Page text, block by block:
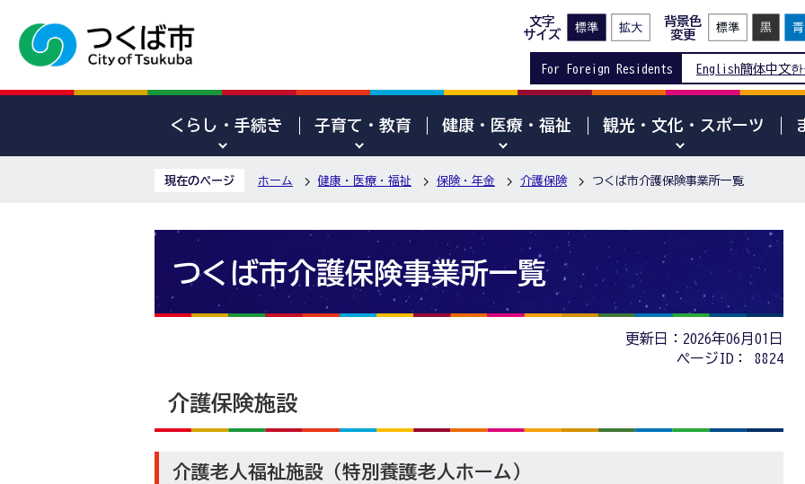
文字
サイズ
背景色
変更
For Foreign Residents English簡体中文
くらし・手続き 子育て・教育 健康・医療・福祉 観光・文化・スポーツ
現在のページ ホーム 健康・医療・福祉 保険・年金 介護保険 つくば市介護保険事業所一覧
つくば市介護保険事業所一覧
更新日：2026年06月01日
ページID：
8824
介護保険施設
介護老人福祉施設（特別養護老人ホーム）